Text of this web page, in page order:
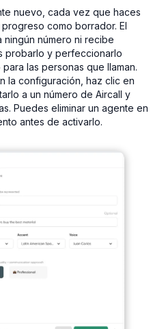
nuevo, cada vez que haces
como borrador. El
número ni recibe
probarlo y perfeccionarlo
las personas que llaman.
la configuración, haz clic en
a un número de Aircall y
Puedes eliminar un agente en
antes de activarlo.